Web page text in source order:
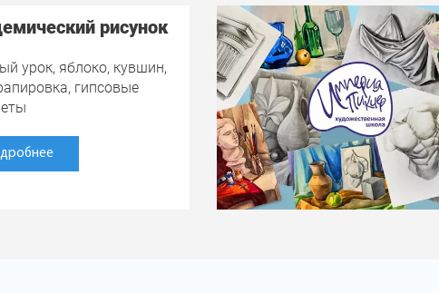
рисунок
урок, яблоко, кувшин,
гипсовые